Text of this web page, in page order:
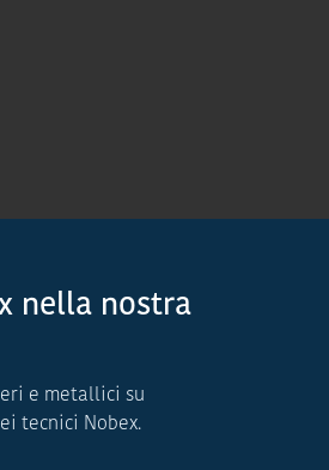
nella nostra
e metallici su
tecnici Nobex.